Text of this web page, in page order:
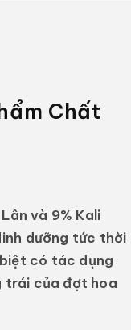
Chất
và 9% Kali
dưỡng tức thời
có tác dụng
trái của đợt hoa